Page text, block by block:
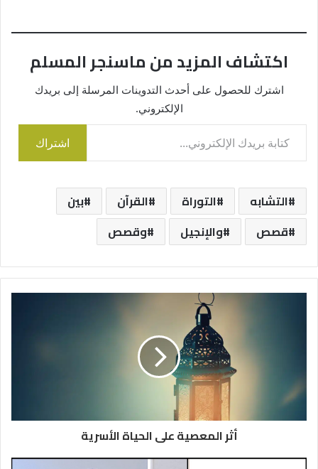
اكتشاف المزيد من ماسنجر المسلم
اشترك للحصول على أحدث التدوينات المرسلة إلى بريدك
الإلكتروني.
كتابة بريدك الإلكتروني...
اشتراك
التشابه التوراة القرآن
بين
قصص
والإنجيل وقصص
أثر المعصية على الحياة الأسرية